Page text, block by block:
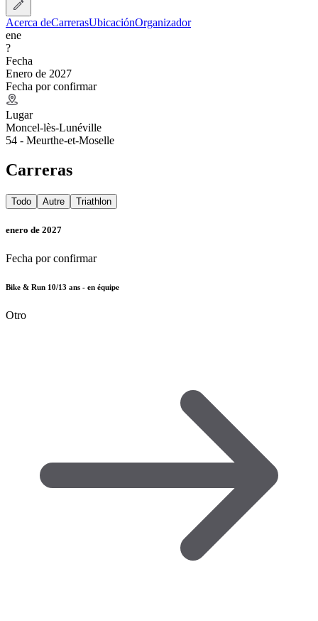
Acerca deCarrerasUbicaciónOrganizador
ene
?
Fecha
Enero de 2027
Fecha por confirmar
Lugar
Moncel-lès-Lunéville
54 - Meurthe-et-Moselle
Carreras
Todo Autre Triathlon
enero de 2027
Fecha por confirmar
Bike & Run 10/13 ans - en équipe
Otro